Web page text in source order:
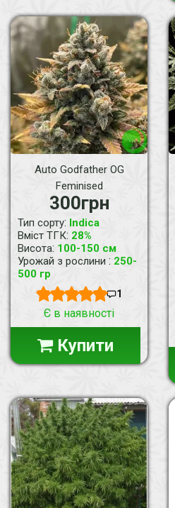
Auto Godfather OG
Feminised
300грн
Тип сорту: Indica
Вміст ТГК: 28%
Висота: 100-150 см
Урожай з рослини : 250-
500 гр
1
Є в наявності
Купити